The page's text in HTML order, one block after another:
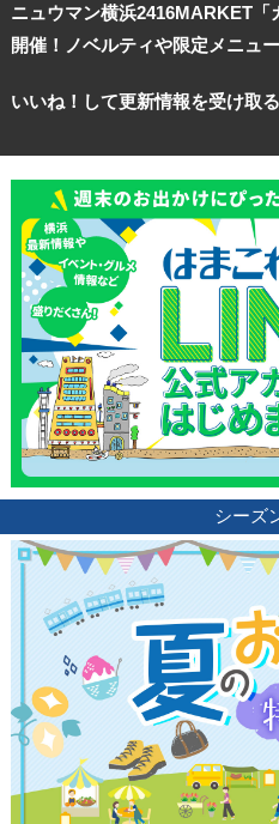
ニュウマン横浜2416MARKET
開催！ノベルティや限定メニュ
いいね！して更新情報を受け取る
シーズ
観光ガイド
ランキング
サイトについて